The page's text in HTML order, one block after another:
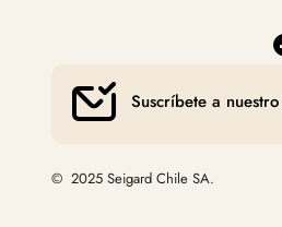
Suscríbete a
© 2025 Seigard Chile SA.